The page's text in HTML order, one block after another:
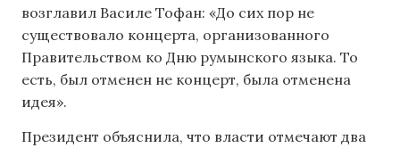
возглавил Василе Тофан: «До сих пор не
существовало концерта, организованного
Правительством ко Дню румынского языка. То
есть, был отменен не концерт, была отменена
идея».
Президент объяснила, что власти отмечают два